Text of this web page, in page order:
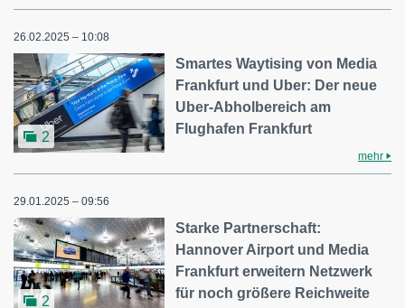
26.02.2025 – 10:08
2
Smartes Waytising von Media
Frankfurt und Uber: Der neue
Uber-Abholbereich am
Flughafen Frankfurt
mehr
29.01.2025 – 09:56
2
Starke Partnerschaft:
Hannover Airport und Media
Frankfurt erweitern Netzwerk
für noch größere Reichweite